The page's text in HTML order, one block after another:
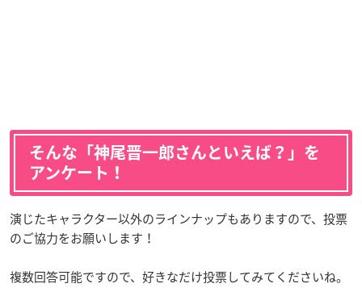
そんな「神尾晋一郎さんといえば？」を
アンケート！
演じたキャラクター以外のラインナップもありますので、投票
のご協力をお願いします！
複数回答可能ですので、好きなだけ投票してみてくださいね。